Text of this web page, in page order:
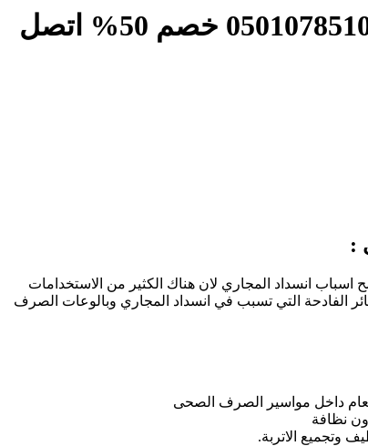
شركة تسليك مجاري في حي الندى 0501078510 خصم 50% اتصل
:
انسداد المجاري لان هناك الكثير من الاستخدامات
الفادحة التي تسبب في انسداد المجاري وبالوعات الصرف
داخل مواسير الصرف الصحى
نظافة
وتجميع الاتربة.